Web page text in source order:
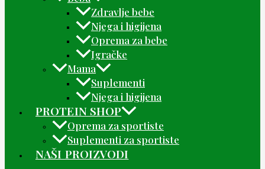
Zdravlje bebe
Njega i higijena
Oprema za bebe
Igračke
Mama
Suplementi
Njega i higijena
PROTEIN SHOP
Oprema za sportiste
Suplementi za sportiste
NAŠI PROIZVODI